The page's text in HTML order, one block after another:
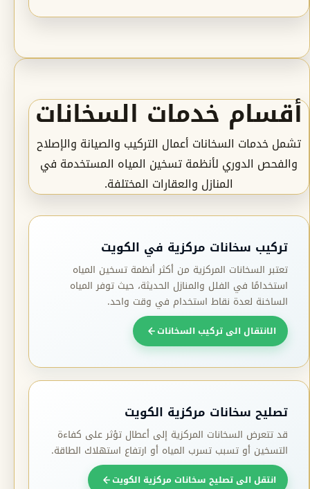
أقسام خدمات السخانات
تشمل خدمات السخانات أعمال التركيب والصيانة والإصلاح
والفحص الدوري لأنظمة تسخين المياه المستخدمة في
المنازل والعقارات المختلفة.
تركيب سخانات مركزية في الكويت
تعتبر السخانات المركزية من أكثر أنظمة تسخين المياه
استخدامًا في الفلل والمنازل الحديثة، حيث توفر المياه
الساخنة لعدة نقاط استخدام في وقت واحد.
الانتقال الى تركيب السخانات
تصليح سخانات مركزية الكويت
قد تتعرض السخانات المركزية إلى أعطال تؤثر على كفاءة
التسخين أو تسبب تسرب المياه أو ارتفاع استهلاك الطاقة.
انتقل الى تصليح سخانات مركزية الكويت